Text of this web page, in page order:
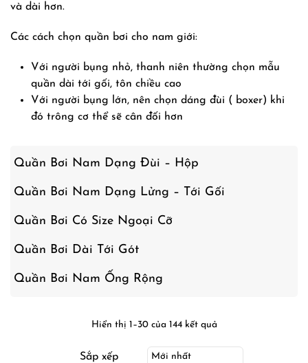
và dài hơn.
Các cách chọn quần bơi cho nam giới:
Với người bụng nhỏ, thanh niên thường chọn mẫu
quần dài tới gối, tôn chiều cao
Với người bụng lớn, nên chọn dáng đùi ( boxer) khi
đó trông cơ thể sẽ cân đối hơn
Quần Bơi Nam Dạng Đùi – Hộp
Quần Bơi Nam Dạng Lửng – Tới Gối
Quần Bơi Có Size Ngoại Cỡ
Quần Bơi Dài Tới Gót
Quần Bơi Nam Ống Rộng
Hiển thị 1–30 của 144 kết quả
Sắp xếp